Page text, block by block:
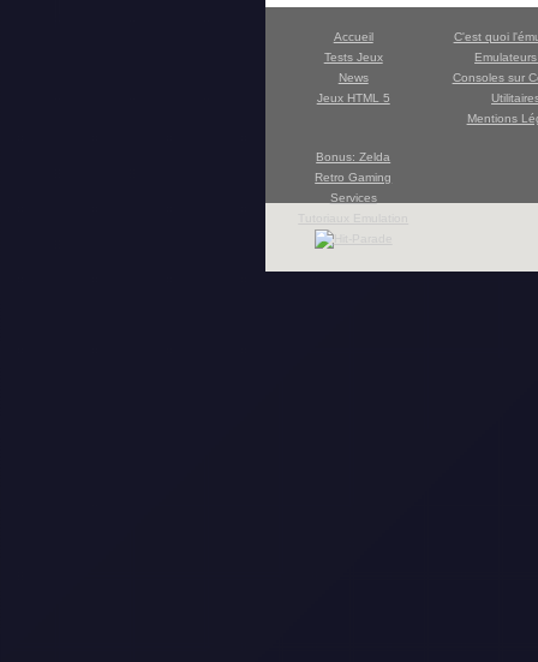
Accueil
Tests Jeux
News
Jeux HTML 5
C'est quoi
Consoles sur
Mentions
Bonus: Zelda
Retro Gaming
Services